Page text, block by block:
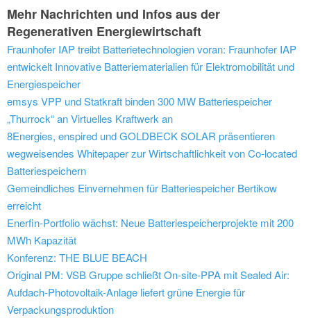
Mehr Nachrichten und Infos aus der
Regenerativen Energiewirtschaft
Fraunhofer IAP treibt Batterietechnologien voran: Fraunhofer IAP
entwickelt Innovative Batteriematerialien für Elektromobilität und
Energiespeicher
emsys VPP und Statkraft binden 300 MW Batteriespeicher
„Thurrock“ an Virtuelles Kraftwerk an
8Energies, enspired und GOLDBECK SOLAR präsentieren
wegweisendes Whitepaper zur Wirtschaftlichkeit von Co-located
Batteriespeichern
Gemeindliches Einvernehmen für Batteriespeicher Bertikow
erreicht
Enerfin-Portfolio wächst: Neue Batteriespeicherprojekte mit 200
MWh Kapazität
Konferenz: THE BLUE BEACH
Original PM: VSB Gruppe schließt On-site-PPA mit Sealed Air:
Aufdach-Photovoltaik-Anlage liefert grüne Energie für
Verpackungsproduktion